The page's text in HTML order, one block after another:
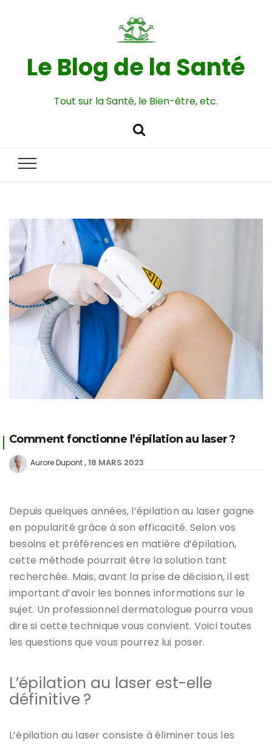
Le Blog de la Santé
Tout sur la Santé, le Bien-être, etc.
Comment fonctionne l’épilation au laser ?
Aurore Dupont 18 MARS 2023
Depuis quelques années, l’épilation au laser gagne
en popularité grâce à son efficacité. Selon vos
besoins et préférences en matière d’épilation,
cette méthode pourrait être la solution tant
recherchée. Mais, avant la prise de décision, il est
important d’avoir les bonnes informations sur le
sujet. Un professionnel dermatologue pourra vous
dire si cette technique vous convient. Voici toutes
les questions que vous pourrez lui poser.
L’épilation au laser est-elle
définitive ?
L’épilation au laser consiste à éliminer tous les